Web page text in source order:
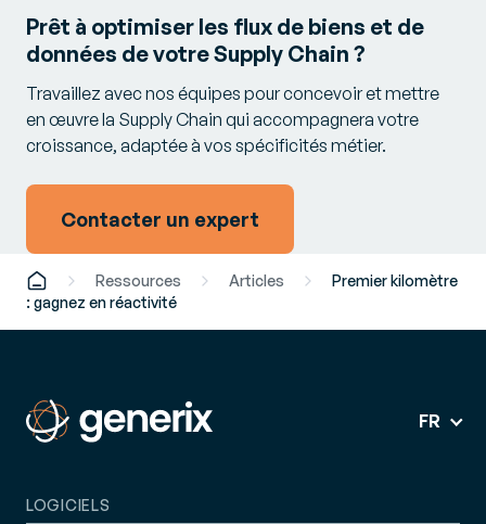
Prêt à optimiser les flux de biens et de
données de votre Supply Chain ?
Travaillez avec nos équipes pour concevoir et mettre
en œuvre la Supply Chain qui accompagnera votre
croissance, adaptée à vos spécificités métier.
Contacter un expert
Ressources Articles
Premier kilomètre
: gagnez en réactivité
FR
LOGICIELS